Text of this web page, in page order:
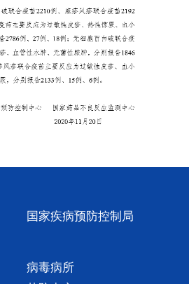
国家疾病预防控制局
病毒病所